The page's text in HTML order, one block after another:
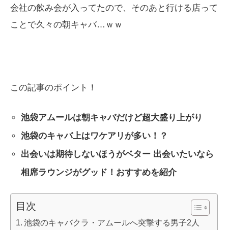
会社の飲み会が入ってたので、そのあと行ける店って
ことで久々の朝キャバ…ｗｗ
この記事のポイント！
池袋アムールは朝キャバだけど超大盛り上がり
池袋のキャバ上はワケアリが多い！？
出会いは期待しないほうがベター 出会いたいなら
相席ラウンジがグッド！おすすめを紹介
目次
池袋のキャバクラ・アムールへ突撃する男子2人